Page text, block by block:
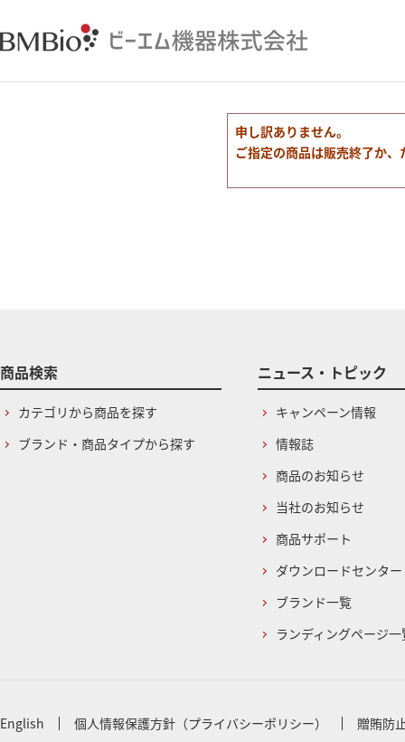
申し訳ありません。
ご指定の商品は販売終了か
商品検索
カテゴリから商品を探す
ブランド・商品タイプから探す
ニュース・トピック
キャンペーン情報
情報誌
商品のお知らせ
当社のお知らせ
商品サポート
ダウンロードセンター
ブランド一覧
ランディングページ一
English 個人情報保護方針（プライバシーポリシー） 贈賄防